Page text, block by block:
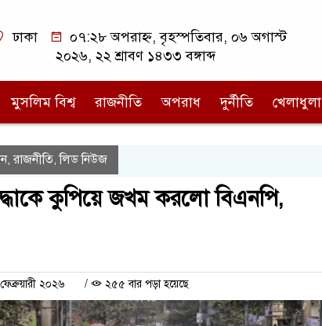
ঢাকা
০৭:২৮ অপরাহ্ন, বৃহস্পতিবার, ০৬ অগাস্ট
২০২৬, ২২ শ্রাবণ ১৪৩৩ বঙ্গাব্দ
মুসলিম বিশ্ব রাজনীতি অপরাধ দুর্নীতি খেলাধুলা
,রাজনীতি,লিড নিউজ
কুপিয়ে জখম করলো বিএনপি,
২০২৬ / ২৫৫ বার পড়া হয়েছে